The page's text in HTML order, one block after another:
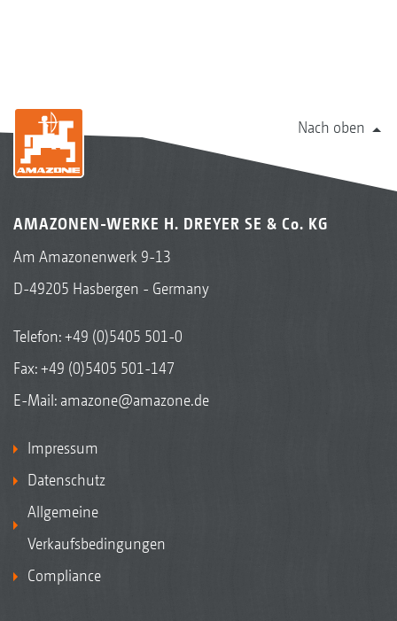
Nach oben
AMAZONEN-WERKE H. DREYER SE & Co. KG
Am Amazonenwerk 9-13
D-49205 Hasbergen - Germany
Telefon:+49 (0)5405 501-0
Fax: +49 (0)5405 501-147
E-Mail: amazone@amazone.de
Impressum
Datenschutz
Allgemeine
Verkaufsbedingungen
Compliance